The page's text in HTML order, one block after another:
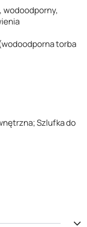
wodoodporny,
torba
Szlufka do